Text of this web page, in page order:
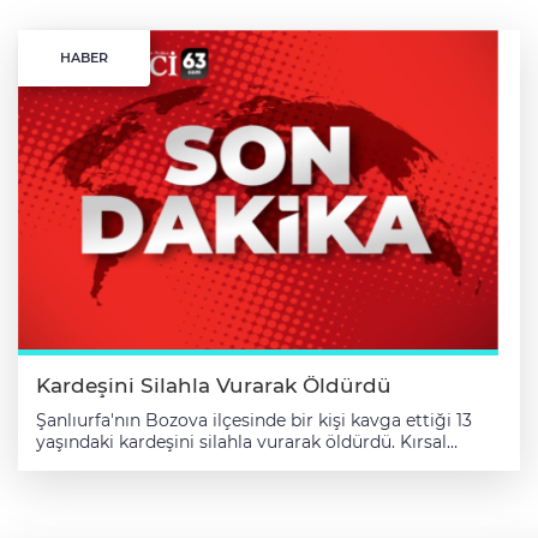
HABER
Kardeşini Silahla Vurarak Öldürdü
Şanlıurfa'nın Bozova ilçesinde bir kişi kavga ettiği 13
yaşındaki kardeşini silahla vurarak öldürdü. Kırsal